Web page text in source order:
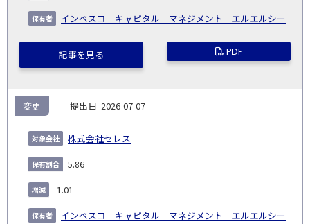
インベスコ キャピタル マネジメント エルエルシー
記事を見る PDF
2026-07-07
株式会社セレス
変更
5.86
-1.01
インベスコ キャピタル マネジメント エルエルシー